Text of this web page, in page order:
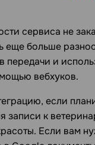
сервиса не
еще больше
передачи и
вебхуков.
если
записи к
Если вам